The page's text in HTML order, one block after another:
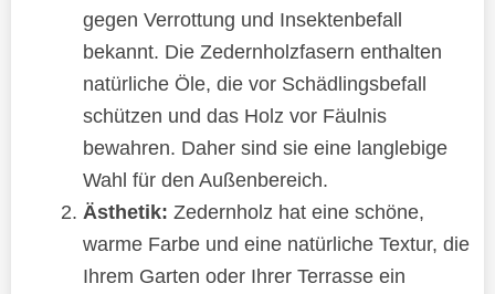
gegen Verrottung und Insektenbefall
bekannt. Die Zedernholzfasern enthalten
natürliche Öle, die vor Schädlingsbefall
schützen und das Holz vor Fäulnis
bewahren. Daher sind sie eine langlebige
Wahl für den Außenbereich.
Ästhetik: Zedernholz hat eine schöne,
warme Farbe und eine natürliche Textur, die
Ihrem Garten oder Ihrer Terrasse ein